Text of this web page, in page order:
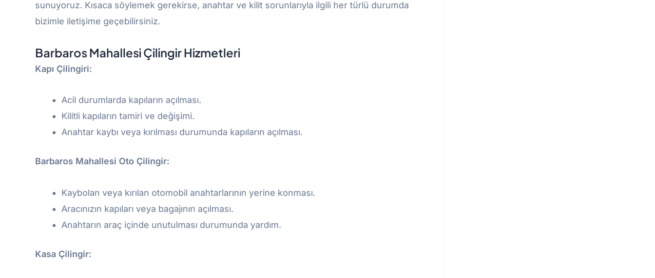
sunuyoruz. Kısaca söylemek gerekirse, anahtar ve kilit sorunlarıyla ilgili her türlü durumda
bizimle iletişime geçebilirsiniz.
Barbaros Mahallesi Çilingir Hizmetleri
Kapı Çilingiri:
Acil durumlarda kapıların açılması.
Kilitli kapıların tamiri ve değişimi.
Anahtar kaybı veya kırılması durumunda kapıların açılması.
Barbaros Mahallesi Oto Çilingir:
Kaybolan veya kırılan otomobil anahtarlarının yerine konması.
Aracınızın kapıları veya bagajının açılması.
Anahtarın araç içinde unutulması durumunda yardım.
Kasa Çilingir: